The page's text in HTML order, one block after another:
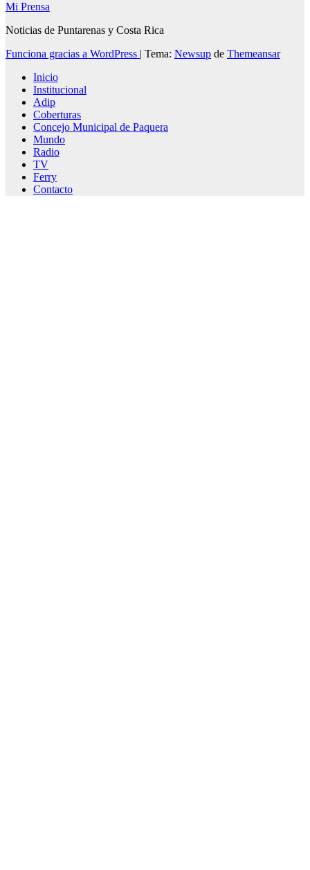
Mi Prensa
Noticias de Puntarenas y Costa Rica
Funciona gracias a WordPress | Tema: Newsup de Themeansar
Inicio
Institucional
Adip
Coberturas
Concejo Municipal de Paquera
Mundo
Radio
TV
Ferry
Contacto